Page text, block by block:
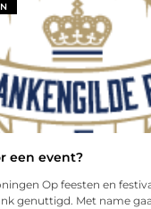
een event?
Op feesten en
genuttigd. Met name